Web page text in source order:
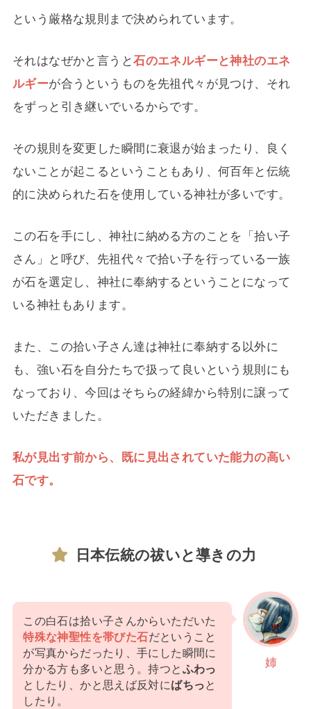
という厳格な規則まで決められています。
それはなぜかと言うと石のエネルギーと神社のエネ
ルギーが合うというものを先祖代々が見つけ、それ
をずっと引き継いでいるからです。
その規則を変更した瞬間に衰退が始まったり、良く
ないことが起こるということもあり、何百年と伝統
的に決められた石を使用している神社が多いです。
この石を手にし、神社に納める方のことを「拾い子
さん」と呼び、先祖代々で拾い子を行っている一族
が石を選定し、神社に奉納するということになって
いる神社もあります。
また、この拾い子さん達は神社に奉納する以外に
も、強い石を自分たちで扱って良いという規則にも
なっており、今回はそちらの経緯から特別に譲って
いただきました。
私が見出す前から、既に見出されていた能力の高い
石です。
日本伝統の祓いと導きの力
姉
この白石は拾い子さんからいただいた
特殊な神聖性を帯びた石だということ
が写真からだったり、手にした瞬間に
分かる方も多いと思う。持つとふわっ
としたり、かと思えば反対にばちっと
したり。